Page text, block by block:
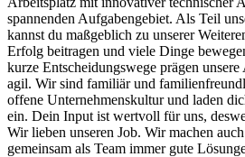
spannenden Aufgabengebiet. Als Teil
kannst du maßgeblich zu unserer
Erfolg beitragen und viele Dinge
kurze Entscheidungswege prägen
agil. Wir sind familiär und
offene Unternehmenskultur und laden
ein. Dein Input ist wertvoll für uns,
Wir lieben unseren Job. Wir machen
gemeinsam als Team immer gute